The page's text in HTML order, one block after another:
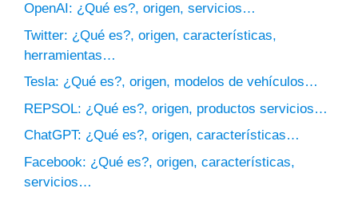
OpenAI: ¿Qué es?, origen, servicios…
Twitter: ¿Qué es?, origen, características,
herramientas…
Tesla: ¿Qué es?, origen, modelos de vehículos…
REPSOL: ¿Qué es?, origen, productos servicios…
ChatGPT: ¿Qué es?, origen, características…
Facebook: ¿Qué es?, origen, características,
servicios…